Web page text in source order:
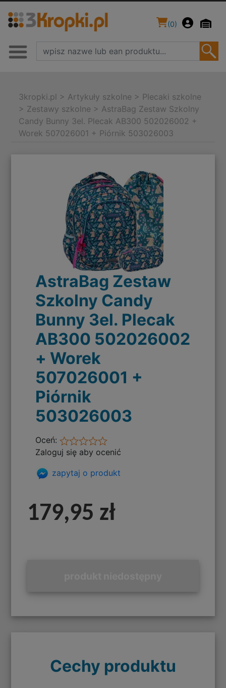
(0)
3kropki.pl > Artykuły szkolne > Plecaki szkolne
> Zestawy szkolne > AstraBag Zestaw Szkolny
Candy Bunny 3el. Plecak AB300 502026002 +
Worek 507026001 + Piórnik 503026003
AstraBag Zestaw
Szkolny Candy
Bunny 3el. Plecak
AB300 502026002
+ Worek
507026001 +
Piórnik
503026003
Oceń:
Zaloguj się aby ocenić
zapytaj o produkt
179,95 zł
Cechy produktu